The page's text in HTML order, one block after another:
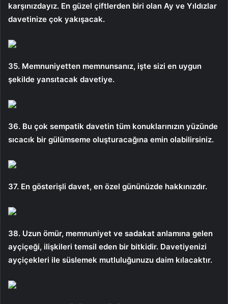
karşınızdayız. En güzel çiftlerden biri olan Ay ve Yıldızlar
davetinize çok yakışacak.
35. Memnuniyetten memnunsanız, işte sizi en uygun
şekilde yansıtacak davetiye.
36. Bu çok sempatik davetin tüm konuklarınızın yüzünde
sıcacık bir gülümseme oluşturacağına emin olabilirsiniz.
37. En gösterişli davet, en özel gününüzde hakkınızdır.
38. Uzun ömür, memnuniyet ve sadakat anlamına gelen
ayçiçeği, ilişkileri temsil eden bir bitkidir. Davetiyenizi
ayçiçekleri ile süslemek mutluluğunuzu daim kılacaktır.